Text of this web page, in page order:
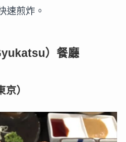
速煎炸。
）餐廳
）